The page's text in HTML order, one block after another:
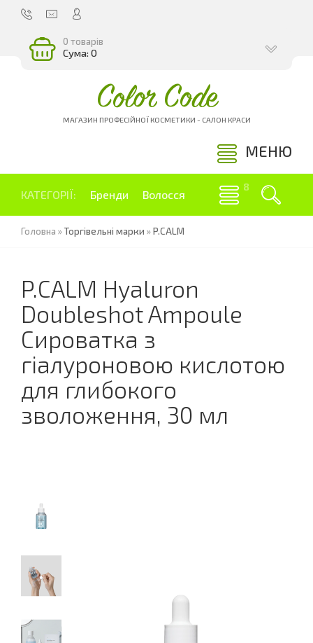
0 товарів
Сума: 0
Color Code
МАГАЗИН ПРОФЕСІЙНОЇ КОСМЕТИКИ - САЛОН КРАСИ
МЕНЮ
КАТЕГОРІЇ: Бренди Волосся
Головна »Торгівельні марки »P.CALM
P.CALM Hyaluron
Doubleshot Ampoule
Сироватка з
гіалуроновою кислотою
для глибокого
зволоження, 30 мл